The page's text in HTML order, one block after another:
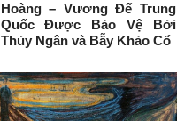
Hoàng – Vương Đế Trung
Quốc Được Bảo Vệ Bởi
Thủy Ngân và Bẫy Khảo Cổ